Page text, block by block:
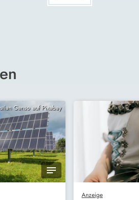
Ganso auf Pixabay
Anzeige